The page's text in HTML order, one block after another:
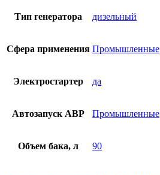
Тип генератора дизельный
Сфера применения Промышленные
Электростартер да
Автозапуск АВР Промышленные
Объем бака, л 90